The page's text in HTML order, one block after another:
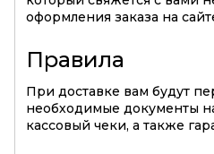
оформления заказа на
Правила
При доставке вам будут
необходимые документы
кассовый чеки, а также